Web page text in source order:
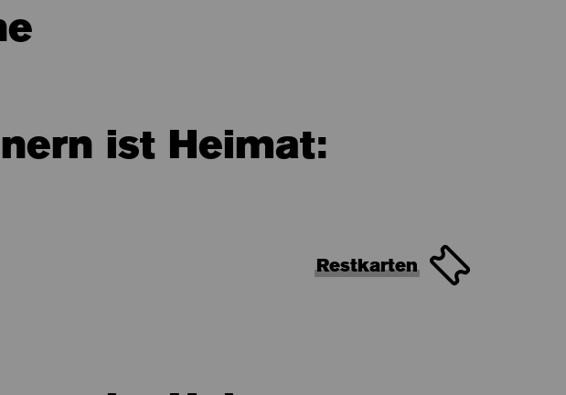
ist Heimat:
Restkarten